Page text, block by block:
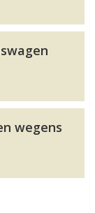
wegens